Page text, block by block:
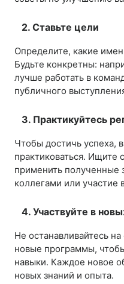
2. Ставьте цели
Определите, какие
Будьте конкретны:
лучше работать в
публичного
3. Практикуйтесь
Чтобы достичь успеха,
практиковаться. Ищите
применить полученные
коллегами или участие
4. Участвуйте в
Не останавливайтесь
новые программы,
навыки. Каждое новое
новых знаний и опыта.